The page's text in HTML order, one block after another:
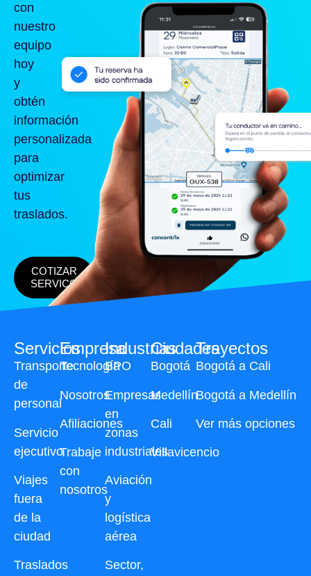
con
nuestro
equipo
hoy
y
obtén
información
personalizada
para
optimizar
tus
traslados.
COTIZAR
SERVICO
Servicios
Transporte
de
personal
Servicio
ejecutivo
Viajes
fuera
de la
ciudad
Traslados
Industrias
BPO
Empresas
en
zonas
industriales
Aviación
y
logística
aérea
Sector,
Ciudades
Bogotá
Medellín
Cali
Villavicencio
Trayectos
Bogotá a Cali
Bogotá a Medellín
Ver más opciones
Empresa
Tecnología
Nosotros
Afiliaciones
Trabaje
con
nosotros